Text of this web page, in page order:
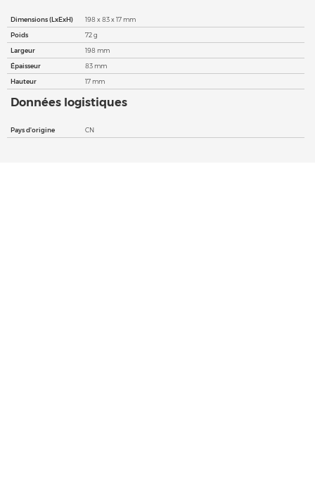
Dimensions (LxExH)
198 x 83 x 17 mm
Poids
72 g
Largeur
198 mm
Épaisseur
83 mm
Hauteur
17 mm
Données logistiques
Pays d'origine CN